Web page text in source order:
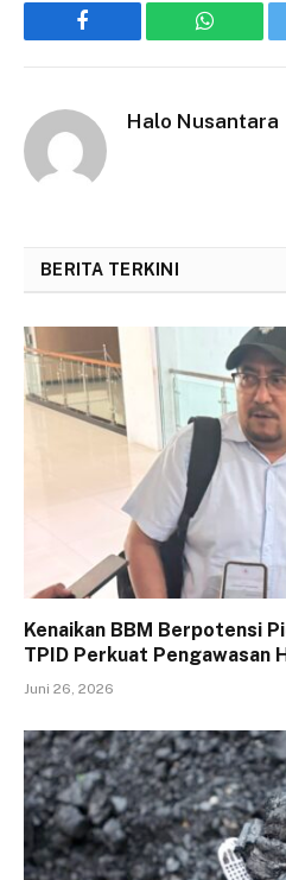
Facebook
Halo Nusantara
BERITA TERKINI
Kenaikan BBM Berpotensi
TPID Perkuat Pengawasan
Juni 26, 2026